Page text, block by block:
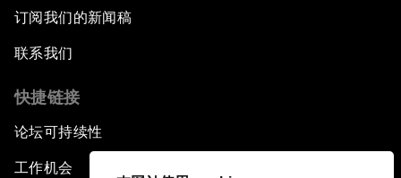
订阅我们的新闻稿
联系我们
快捷链接
论坛可持续性
工作机会